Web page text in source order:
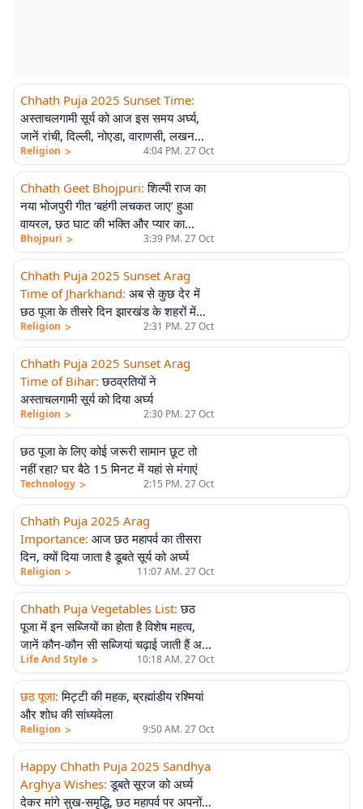
Chhath Puja 2025 Sunset Time:
अस्ताचलगामी सूर्य को आज इस समय अर्घ्य,
जानें रांची, दिल्ली, नोएडा, वाराणसी, लखनऊ,
भोपाल, मुंबई में आज के सूर्यास्त का समय
Religion > 4:04 PM. 27 Oct
Chhath Geet Bhojpuri: शिल्पी राज का
नया भोजपुरी गीत ‘बहंगी लचकत जाए’ हुआ
वायरल, छठ घाट की भक्ति और प्यार का
खूबसूरत संगम
Bhojpuri > 3:39 PM. 27 Oct
Chhath Puja 2025 Sunset Arag
Time of Jharkhand: अब से कुछ देर में
छठ पूजा के तीसरे दिन झारखंड के शहरों में
अस्ताचलगामी सूर्य को इस समय दिया जाएगा
अर्घ्य
Religion > 2:31 PM. 27 Oct
Chhath Puja 2025 Sunset Arag
Time of Bihar: छठव्रतियों ने
अस्ताचलगामी सूर्य को दिया अर्घ्य
Religion > 2:30 PM. 27 Oct
छठ पूजा के लिए कोई जरूरी सामान छूट तो
नहीं रहा? घर बैठे 15 मिनट में यहां से मंगाएं
Technology > 2:15 PM. 27 Oct
Chhath Puja 2025 Arag
Importance: आज छठ महापर्व का तीसरा
दिन, क्यों दिया जाता है डूबते सूर्य को अर्घ्य
Religion > 11:07 AM. 27 Oct
Chhath Puja Vegetables List: छठ
पूजा में इन सब्जियों का होता है विशेष महत्व,
जानें कौन-कौन सी सब्जियां चढ़ाई जाती हैं अर्घ्य
में
Life And Style > 10:18 AM. 27 Oct
छठ पूजा: मिट्टी की महक, ब्रह्मांडीय रश्मियां
और शोध की सांध्यवेला
Religion > 9:50 AM. 27 Oct
Happy Chhath Puja 2025 Sandhya
Arghya Wishes: डूबते सूरज को अर्घ्य
देकर मांगे सुख-समृद्धि, छठ महापर्व पर अपनों